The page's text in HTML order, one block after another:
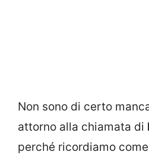
Non sono di certo
attorno alla chiamata di
perché ricordiamo